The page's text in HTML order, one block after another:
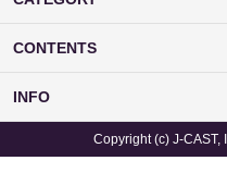
CONTENTS
INFO
Copyright (c) J-CAST,